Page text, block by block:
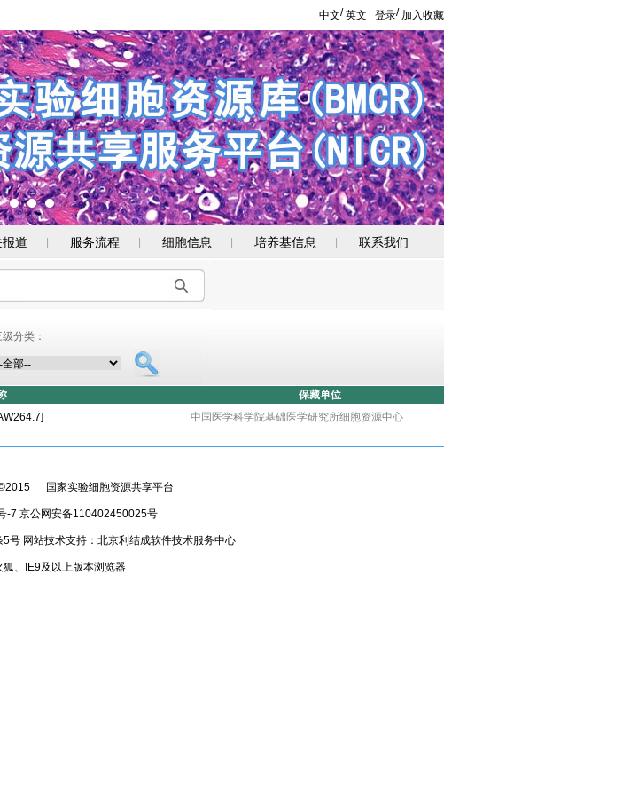
中文/英文 登录/加入收藏
道 服务流程 细胞信息 培养基信息 联系我们
分类：
保藏单位
中国医学科学院基础医学研究所细胞资源中心
国家实验细胞资源共享平台
-7 京公网安备110402450025号
号 网站技术支持：北京利结成软件技术服务中心
、IE9及以上版本浏览器